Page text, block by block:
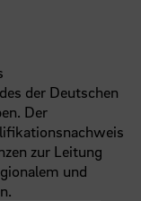
der Deutschen
Der
zur Leitung
und